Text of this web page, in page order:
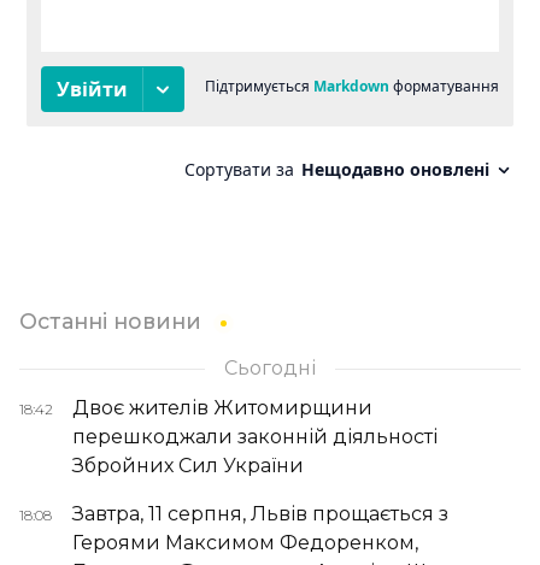
Останні новини
Сьогодні
18:42
Двоє жителів Житомирщини
перешкоджали законній діяльності
Збройних Сил України
18:08
Завтра, 11 серпня, Львів прощається з
Героями Максимом Федоренком,